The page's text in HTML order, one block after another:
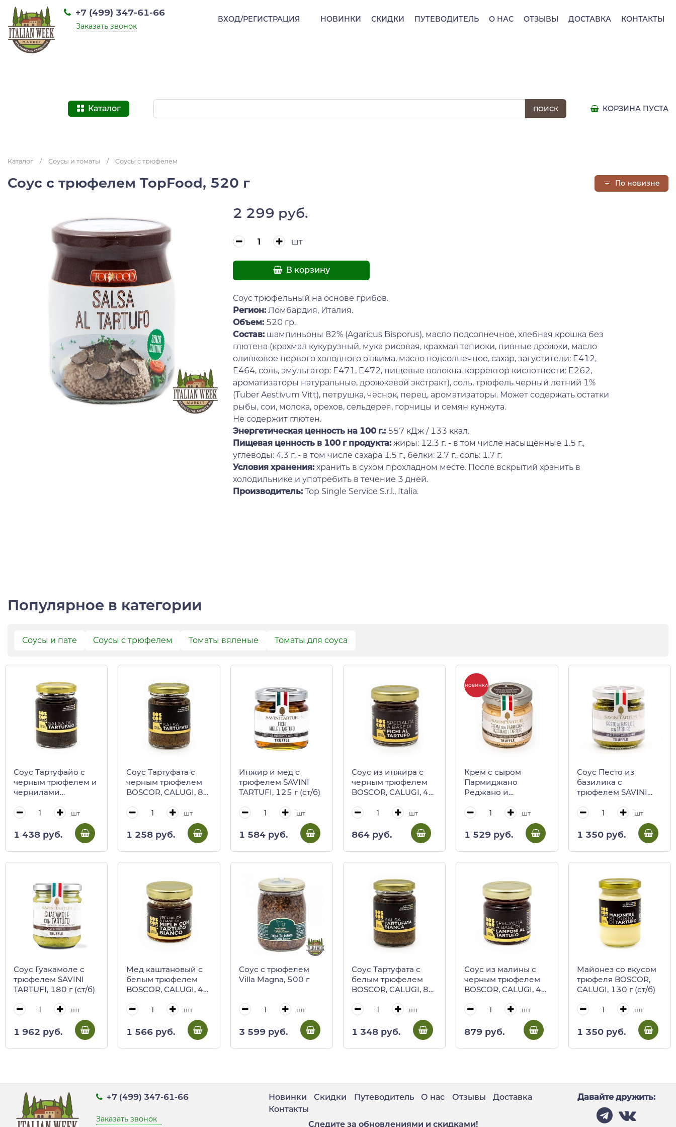
НОВИНКИ СКИДКИ ПУТЕВОДИТЕЛЬ О НАС ОТЗЫВЫ ДОСТАВКА КОНТАКТЫ
+7 (499) 347-61-66
Заказать звонок
ВХОД/РЕГИСТРАЦИЯ
Каталог КОРЗИНА ПУСТА
Каталог / Соусы и томаты / Соусы с трюфелем
Соус с трюфелем TopFood, 520 г
2 299 руб.
шт
В корзину
Соус трюфельный на основе грибов.
Регион: Ломбардия, Италия.
Объем: 520 гр.
Состав: шампиньоны 82% (Agaricus Bisporus), масло подсолнечное, хлебная крошка без
глютена (крахмал кукурузный, мука рисовая, крахмал тапиоки, пивные дрожжи, масло
оливковое первого холодного отжима, масло подсолнечное, сахар, загустители: Е412,
Е464, соль, эмульгатор: Е471, Е472, пищевые волокна, корректор кислотности: Е262,
ароматизаторы натуральные, дрожжевой экстракт), соль, трюфель черный летний 1%
(Tuber Aestivum Vitt), петрушка, чеснок, перец, ароматизаторы. Может содержать остатки
рыбы, сои, молока, орехов, сельдерея, горчицы и семян кунжута.
Не содержит глютен.
Энергетическая ценность на 100 г.: 557 кДж / 133 ккал.
Пищевая ценность в 100 г продукта: жиры: 12.3 г. - в том числе насыщенные 1.5 г.,
углеводы: 4.3 г. - в том числе сахара 1.5 г., белки: 2.7 г., соль: 1.7 г.
Условия хранения: хранить в сухом прохладном месте. После вскрытий хранить в
холодильнике и употребить в течение 3 дней.
Производитель: Top Single Service S.r.l., Italia.
Популярное в категории
По новизне
Соусы и пате Соусы с трюфелем Томаты вяленые Томаты для соуса
Соус Тартуфайо с
черным трюфелем и
чернилами
CALUGI, 85 г (ст/б)
шт
1 438 руб.
Соус Тартуфата с
черным трюфелем
BOSCOR, CALUGI, 85
шт
1 258 руб.
Инжир и мед с
трюфелем SAVINI
TARTUFI, 125 г (ст/б)
шт
1 584 руб.
Соус из инжира с
черным трюфелем
BOSCOR, CALUGI, 40
шт
864 руб.
НОВИНКА
Крем с сыром
Пармиджано
Реджано и
Tartufi, 90 г (ст/б)
шт
1 529 руб.
Соус Песто из
базилика с
трюфелем SAVINI
шт
1 350 руб.
Соус Гуакамоле с
трюфелем SAVINI
TARTUFI, 180 г (ст/б)
шт
1 962 руб.
Мед каштановый с
белым трюфелем
BOSCOR, CALUGI, 40
шт
1 566 руб.
Соус с трюфелем
Villa Magna, 500 г
шт
3 599 руб.
Соус Тартуфата с
белым трюфелем
BOSCOR, CALUGI, 85
шт
1 348 руб.
Соус из малины с
черным трюфелем
BOSCOR, CALUGI, 40
шт
879 руб.
Майонез со вкусом
трюфеля BOSCOR,
CALUGI, 130 г (ст/б)
шт
1 350 руб.
+7 (499) 347-61-66
Заказать звонок
Новинки Скидки Путеводитель О нас Отзывы
Доставка
Контакты
Следите за обновлениями и скидками!
Давайте дружить: